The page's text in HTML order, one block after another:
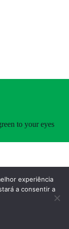
to your eyes
experiência
a consentir a